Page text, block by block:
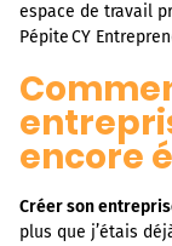
espace de travail
Pépite CY
encore
Créer son
plus que j’étais